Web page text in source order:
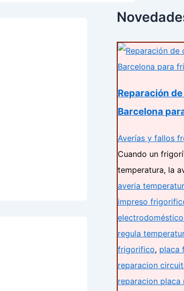
Reparación
Barcelona
Averías y fallos
Cuando un
temperatura, la
averia
impreso
regula
frigorifico, placa
reparacion
reparacion placa